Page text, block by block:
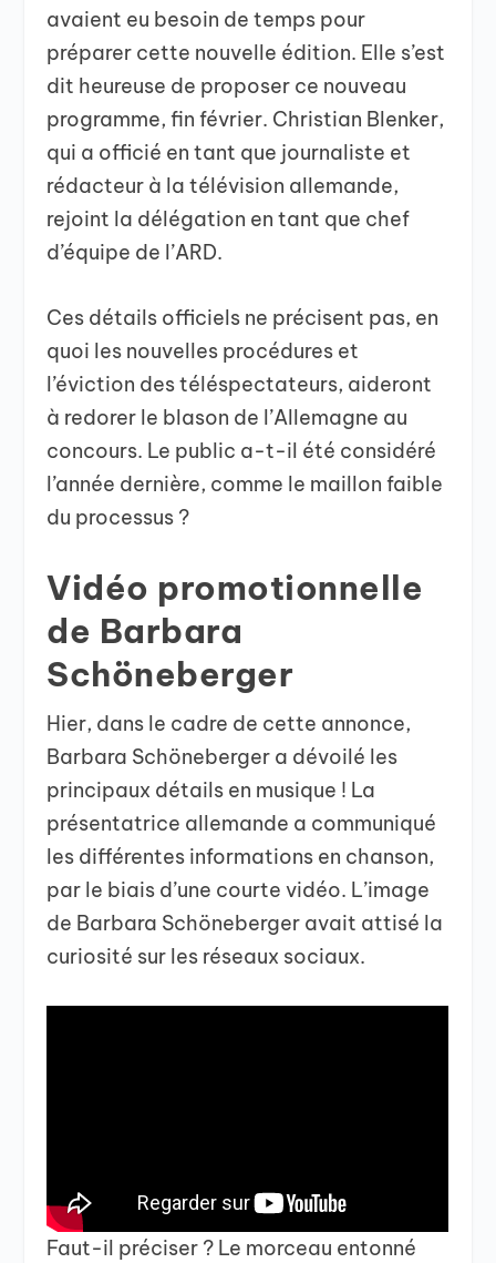
avaient eu besoin de temps pour
préparer cette nouvelle édition. Elle s’est
dit heureuse de proposer ce nouveau
programme, fin février. Christian Blenker,
qui a officié en tant que journaliste et
rédacteur à la télévision allemande,
rejoint la délégation en tant que chef
d’équipe de l’ARD.
Ces détails officiels ne précisent pas, en
quoi les nouvelles procédures et
l’éviction des téléspectateurs, aideront
à redorer le blason de l’Allemagne au
concours. Le public a-t-il été considéré
l’année dernière, comme le maillon faible
du processus ?
Vidéo promotionnelle
de Barbara
Schöneberger
Hier, dans le cadre de cette annonce,
Barbara Schöneberger a dévoilé les
principaux détails en musique ! La
présentatrice allemande a communiqué
les différentes informations en chanson,
par le biais d’une courte vidéo. L’image
de Barbara Schöneberger avait attisé la
curiosité sur les réseaux sociaux.
Faut-il préciser ? Le morceau entonné